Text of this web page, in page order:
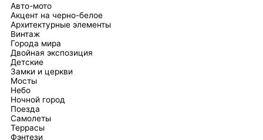
Авто-мото
Акцент на черно-белое
Архитектурные элементы
Винтаж
Города мира
Двойная экспозиция
Детские
Замки и церкви
Мосты
Небо
Ночной город
Поезда
Самолеты
Террасы
Фэнтези